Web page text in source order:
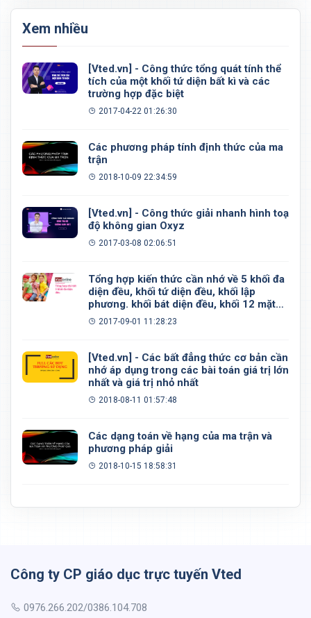
Xem nhiều
[Vted.vn] - Công thức tổng quát tính thể
tích của một khối tứ diện bất kì và các
trường hợp đặc biệt
2017-04-22 01:26:30
Các phương pháp tính định thức của ma
trận
2018-10-09 22:34:59
[Vted.vn] - Công thức giải nhanh hình toạ
độ không gian Oxyz
2017-03-08 02:06:51
Tổng hợp kiến thức cần nhớ về 5 khối đa
diện đều, khối tứ diện đều, khối lập
phương. khối bát diện đều, khối 12 mặt
đều, khối 20 mặt đều
2017-09-01 11:28:23
[Vted.vn] - Các bất đẳng thức cơ bản cần
nhớ áp dụng trong các bài toán giá trị lớn
nhất và giá trị nhỏ nhất
2018-08-11 01:57:48
Các dạng toán về hạng của ma trận và
phương pháp giải
2018-10-15 18:58:31
Công ty CP giáo dục trực tuyến Vted
0976.266.202/0386.104.708